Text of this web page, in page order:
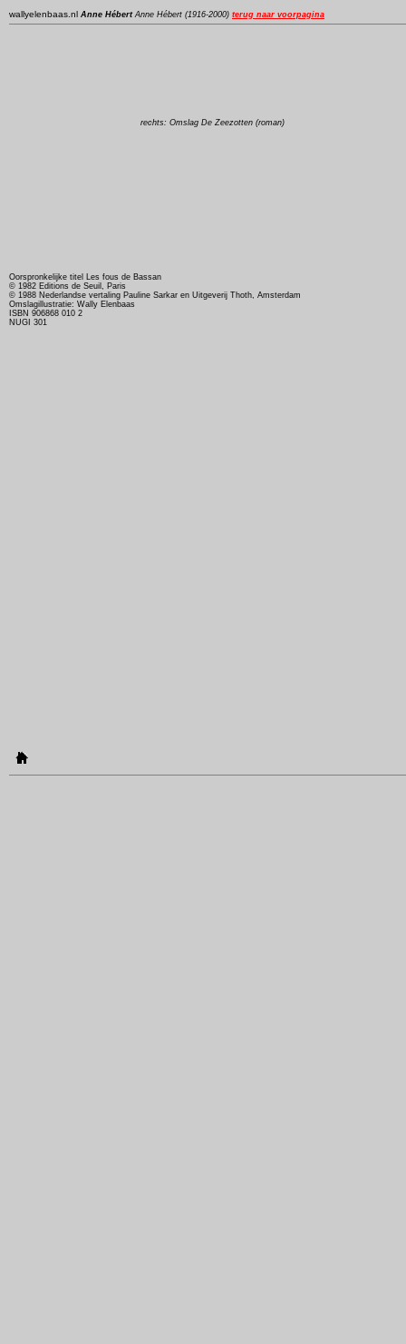
wallyelenbaas.nl Anne HébertAnne Hébert (1916-2000) terug naar voorpagina
rechts: Omslag De Zeezotten (roman)
Oorspronkelijke titel Les fous de Bassan
© 1982 Editions de Seuil, Paris
© 1988 Nederlandse vertaling Pauline Sarkar en Uitgeverij Thoth, Amsterdam
Omslagillustratie: Wally Elenbaas
ISBN 906868 010 2
NUGI 301